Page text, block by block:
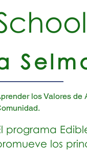
los Valores de
programa
los